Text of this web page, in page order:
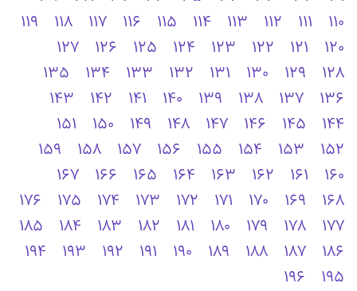
110
111
112
113
114
115
116
117
118
119
120
121
122
123
124
125
126
127
128
129
130
131
132
133
134
135
136
137
138
139
140
141
142
143
144
145
146
147
148
149
150
151
152
153
154
155
156
157
158
159
160
161
162
163
164
165
166
167
168
169
170
171
172
173
174
175
176
177
178
179
180
181
182
183
184
185
186
187
188
189
190
191
192
193
194
195
196